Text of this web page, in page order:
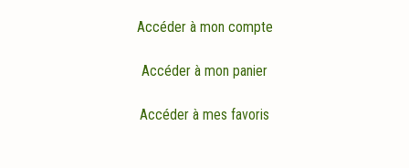
Accéder à mon compte
Accéder à mon panier
Accéder à mes favoris